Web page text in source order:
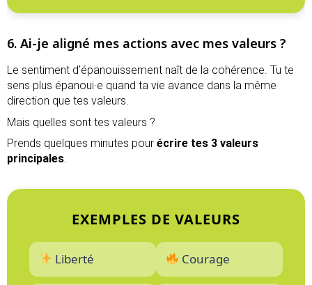
6. Ai-je aligné mes actions avec mes valeurs ?
Le sentiment d’épanouissement naît de la cohérence. Tu te
sens plus épanoui·e quand ta vie avance dans la même
direction que tes valeurs.
Mais quelles sont tes valeurs ?
Prends quelques minutes pour écrire tes 3 valeurs
principales
EXEMPLES DE VALEURS
Liberté Courage